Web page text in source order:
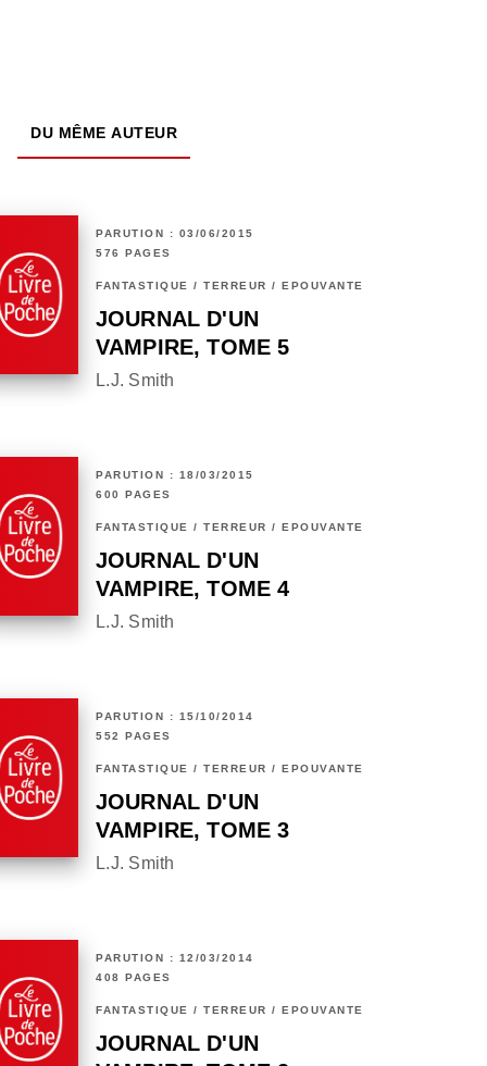
DU MÊME AUTEUR
PARUTION : 03/06/2015
576 PAGES
FANTASTIQUE / TERREUR / EPOUVANTE
JOURNAL D'UN
VAMPIRE, TOME 5
L.J. Smith
PARUTION : 18/03/2015
600 PAGES
FANTASTIQUE / TERREUR / EPOUVANTE
JOURNAL D'UN
VAMPIRE, TOME 4
L.J. Smith
PARUTION : 15/10/2014
552 PAGES
FANTASTIQUE / TERREUR / EPOUVANTE
JOURNAL D'UN
VAMPIRE, TOME 3
L.J. Smith
PARUTION : 12/03/2014
408 PAGES
FANTASTIQUE / TERREUR / EPOUVANTE
JOURNAL D'UN